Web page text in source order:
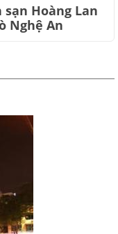
sạn Hoàng Lan
Nghệ An